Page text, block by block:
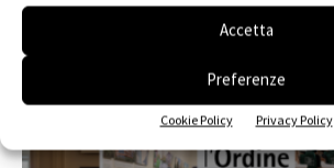
Accetta
Preferenze
Cookie Policy Privacy Policy